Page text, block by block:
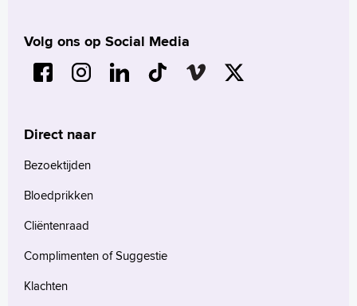
Volg ons op Social Media
Direct naar
Bezoektijden
Bloedprikken
Cliëntenraad
Complimenten of Suggestie
Klachten